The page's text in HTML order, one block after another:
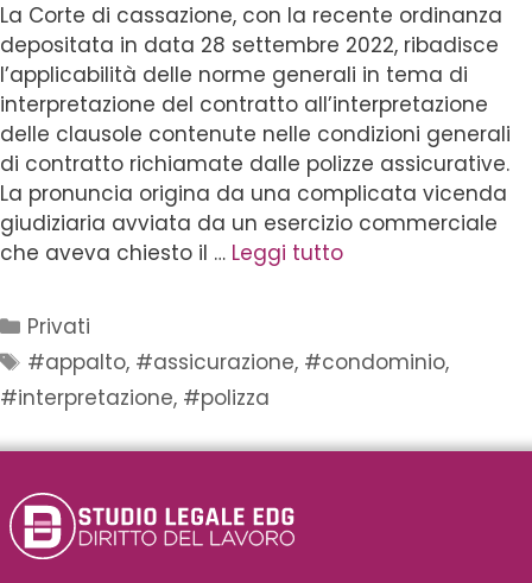
La Corte di cassazione, con la recente ordinanza
depositata in data 28 settembre 2022, ribadisce
l’applicabilità delle norme generali in tema di
interpretazione del contratto all’interpretazione
delle clausole contenute nelle condizioni generali
di contratto richiamate dalle polizze assicurative.
La pronuncia origina da una complicata vicenda
giudiziaria avviata da un esercizio commerciale
che aveva chiesto il … Leggi tutto
Privati
#appalto, #assicurazione, #condominio,
#interpretazione, #polizza